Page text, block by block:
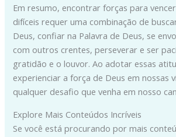
Em resumo, encontrar forças para
difíceis requer uma combinação de
Deus, confiar na Palavra de Deus, se
com outros crentes, perseverar e ser
gratidão e o louvor. Ao adotar essas
experienciar a força de Deus em nossas
qualquer desafio que venha em nosso
Explore Mais Conteúdos Incríveis
Se você está procurando por mais